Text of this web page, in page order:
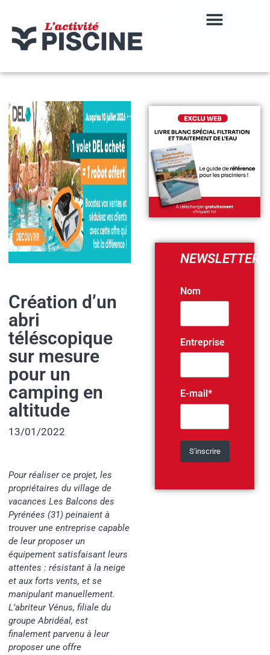
Création d’un
abri
téléscopique
sur mesure
pour un
camping en
altitude
13/01/2022
Pour réaliser ce projet, les
propriétaires du village de
vacances Les Balcons des
Pyrénées (31) peinaient à
trouver une entreprise capable
de leur proposer un
équipement satisfaisant leurs
attentes : résistant à la neige
et aux forts vents, et se
manipulant manuellement.
L’abriteur Vénus, filiale du
groupe Abridéal, est
finalement parvenu à leur
proposer une offre
NEWSLETTER
Nom
Entreprise
E-mail*